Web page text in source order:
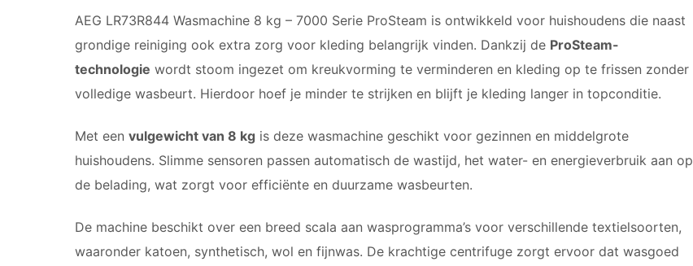
AEG LR73R844 Wasmachine 8 kg – 7000 Serie ProSteam is ontwikkeld voor huishoudens die naast
grondige reiniging ook extra zorg voor kleding belangrijk vinden. Dankzij de ProSteam-
technologie wordt stoom ingezet om kreukvorming te verminderen en kleding op te frissen zonder
volledige wasbeurt. Hierdoor hoef je minder te strijken en blijft je kleding langer in topconditie.
Met een vulgewicht van 8 kg is deze wasmachine geschikt voor gezinnen en middelgrote
huishoudens. Slimme sensoren passen automatisch de wastijd, het water- en energieverbruik aan op
de belading, wat zorgt voor efficiënte en duurzame wasbeurten.
De machine beschikt over een breed scala aan wasprogramma’s voor verschillende textielsoorten,
waaronder katoen, synthetisch, wol en fijnwas. De krachtige centrifuge zorgt ervoor dat wasgoed